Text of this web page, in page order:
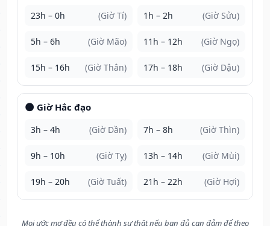
23h – 0h (Giờ Tí) 1h – 2h (Giờ Sửu)
5h – 6h (Giờ Mão) 11h – 12h (Giờ Ngọ)
15h – 16h (Giờ Thân) 17h – 18h (Giờ Dậu)
🌑 Giờ Hắc đạo
3h – 4h (Giờ Dần) 7h – 8h (Giờ Thìn)
9h – 10h (Giờ Tỵ) 13h – 14h (Giờ Mùi)
19h – 20h (Giờ Tuất) 21h – 22h (Giờ Hợi)
Mọi ước mơ đều có thể thành sự thật nếu bạn đủ can đảm để theo